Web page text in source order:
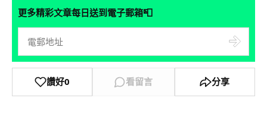
更多精彩文章每日送到電子郵箱📮
讚好0 看留言 分享